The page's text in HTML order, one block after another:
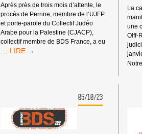
Après près de trois mois d’attente, le
procès de Perrine, membre de l’UJFP
et porte-parole du Collectif Judéo
Arabe pour la Palestine (CJACP),
collectif membre de BDS France, a eu
NOTRE
LE
TRIBUNAL
La
une
Olff-
05/10/23